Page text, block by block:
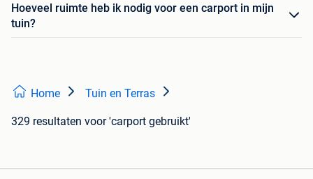
Hoeveel ruimte heb ik nodig voor een carport in mijn
tuin?
Home Tuin en Terras
329 resultaten voor 'carport gebruikt'